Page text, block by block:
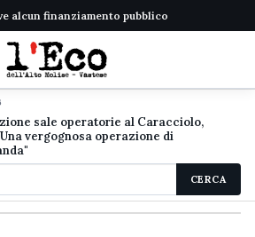
alcun finanziamento pubblico
sale operatorie al Caracciolo,
vergognosa operazione di
CERCA